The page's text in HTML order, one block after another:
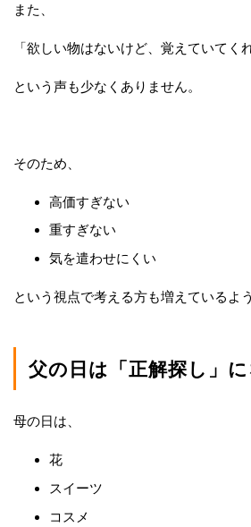
また、
「欲しい物はないけど、覚えていてく
という声も少なくありません。
そのため、
高価すぎない
重すぎない
気を遣わせにくい
という視点で考える方も増えているよ
父の日は「正解探し」
母の日は、
花
スイーツ
コスメ